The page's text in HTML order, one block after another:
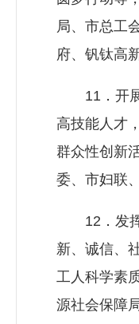
局、市总工
府、钒钛高
11．开展
高技能人才
群众性创新
委、市妇联
12．发挥
新、诚信、
工人科学素
源社会保障